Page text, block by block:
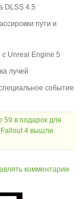
DLSS 4.5
пути и
Unreal Engine 5
лучей
событие
59 в подарок для
4 вышли
комментарии